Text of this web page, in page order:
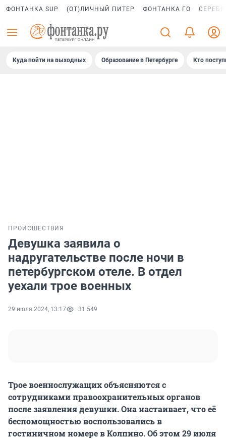
ФОНТАНКА SUP (ОТ)ЛИЧНЫЙ ПИТЕР ФОНТАНКА ГО
Куда пойти на выходных Образование в Петербурге Кто
ПРОИСШЕСТВИЯ
Девушка заявила о
надругательстве после ночи в
петербургском отеле. В отдел
уехали трое военных
29 июля 2024, 13:17 31 549
Трое военнослужащих объясняются с
сотрудниками правоохранительных органов
после заявления девушки. Она настаивает, что её
беспомощностью воспользовались в
гостиничном номере в Колпино. Об этом 29 июля